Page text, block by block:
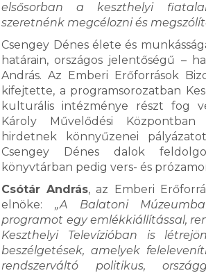
elsősorban a keszthelyi
szeretnénk megcélozni és
Csengey Dénes élete és
határain, országos jelentőségű –
András. Az Emberi Erőforrások
kifejtette, a programsorozatban
kulturális intézménye részt fog
Károly Művelődési Központban
hirdetnek könnyűzenei
Csengey Dénes dalok
könyvtárban pedig vers- és
Csótár András, az Emberi
elnöke: „A Balatoni
programot egy emlékkiállítással,
Keszthelyi Televízióban is
beszélgetések, amelyek
rendszerváltó politikus,